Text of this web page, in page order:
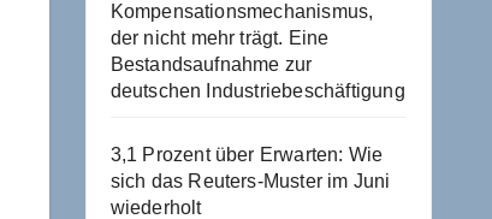
Kompensationsmechanismus,
der nicht mehr trägt. Eine
Bestandsaufnahme zur
deutschen Industriebeschäftigung
3,1 Prozent über Erwarten: Wie
sich das Reuters-Muster im Juni
wiederholt